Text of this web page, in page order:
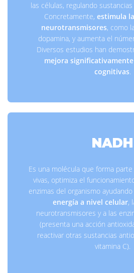
las células, regulando
Concretamente, estimula
neurotransmisores, como
dopamina, y aumenta el
Diversos estudios han
mejora
cognitivas.
NADH
Es una molécula que forma
vivas, optimiza el
enzimas del organismo ayudando
energía a nivel celular,
neurotransmisores y a las
(presenta una acción
reactivar otras sustancias
vitamina C).